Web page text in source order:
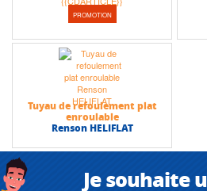
PROMOTION
Tuyau de refoulement plat
enroulable
Renson HELIFLAT
Je souhaite